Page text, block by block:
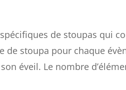
de stoupas qui
stoupa pour chaque
éveil. Le nombre